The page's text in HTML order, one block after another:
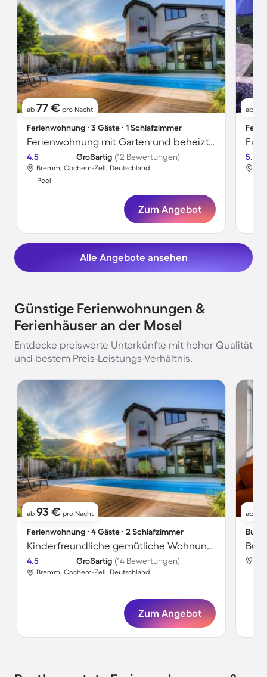
ab 77 € pro Nacht
Ferienwohnung ∙ 3 Gäste ∙ 1 Schlafzimmer
Ferienwohnung mit Garten und beheiztem Pool
4.5 Großartig (12 Bewertungen)
Bremm, Cochem-Zell, Deutschland
Pool
Zum Angebot
ab
5.0
Alle Angebote ansehen
Günstige Ferienwohnungen &
Ferienhäuser an der Mosel
Entdecke preiswerte Unterkünfte mit hoher Qualität
und bestem Preis-Leistungs-Verhältnis.
ab 93 € pro Nacht
Ferienwohnung ∙ 4 Gäste ∙ 2 Schlafzimmer
Kinderfreundliche gemütliche Wohnung mit beheiztem Pool und Garten
4.5 Großartig (14 Bewertungen)
Bremm, Cochem-Zell, Deutschland
Zum Angebot
ab